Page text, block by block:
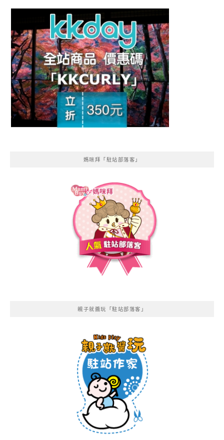
媽咪拜「駐站部落客」
親子就醬玩「駐站部落客」